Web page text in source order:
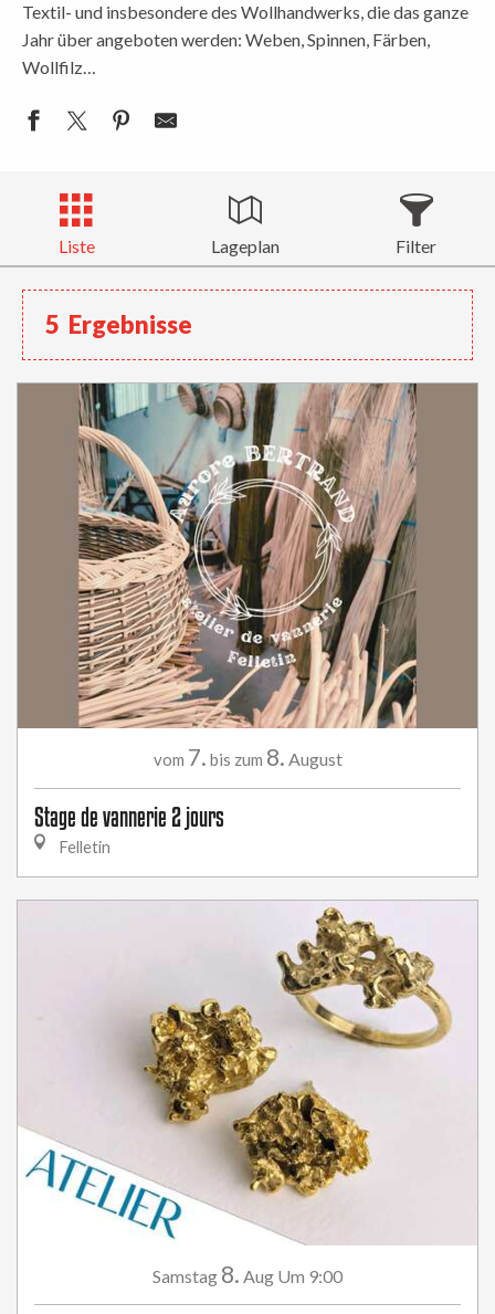
Textil- und insbesondere des Wollhandwerks, die das ganze
Jahr über angeboten werden: Weben, Spinnen, Färben,
Wollfilz…
Liste Lageplan Filter
5 Ergebnisse
vom 7. bis zum 8. August
Stage de vannerie 2 jours
Felletin
Samstag 8. Aug Um 9:00